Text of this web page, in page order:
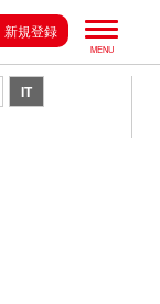
新規登録
IT